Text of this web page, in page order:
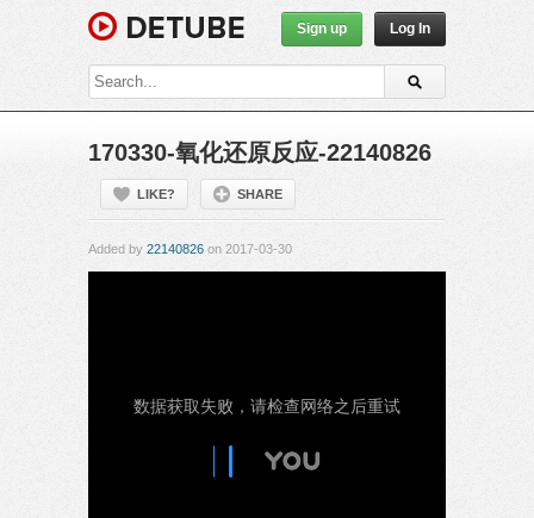
Sign up Log In
170330-氧化还原反应-22140826
LIKE? SHARE
Added by 22140826 on 2017-03-30